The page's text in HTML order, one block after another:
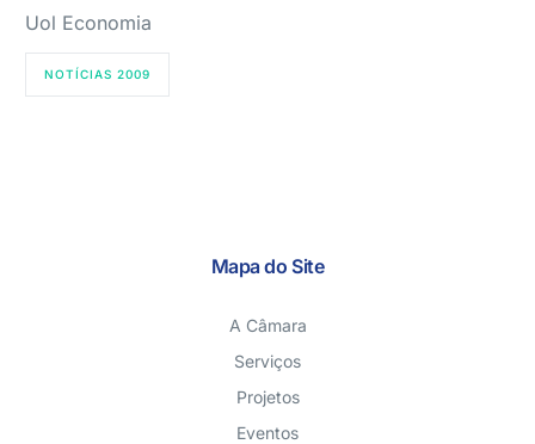
Uol Economia
NOTÍCIAS 2009
Mapa do Site
A Câmara
Serviços
Projetos
Eventos